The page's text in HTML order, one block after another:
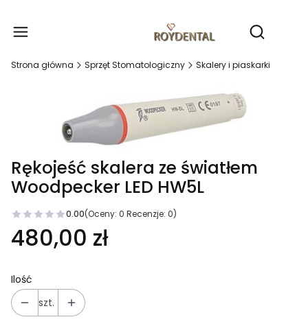
Otwórz
Strona główna Sprzęt Stomatologiczny Skalery i piaskarki
Rękojeść skalera ze światłem
Woodpecker LED HW5L
0.00(Oceny: 0 Recenzje: 0)
480,00 zł
Ilość
szt.